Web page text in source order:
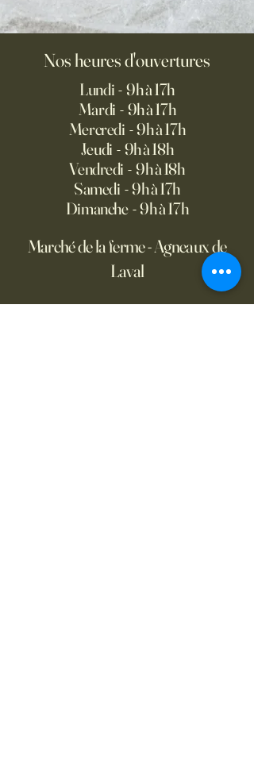
Nos heures d'ouvertures
Lundi - 9h à 17h
Mardi - 9h à 17h
Mercredi - 9h à 17h
Jeudi - 9h à 18h
Vendredi - 9h à 18h
Samedi - 9h à 17h
Dimanche - 9h à 17h
Marché de la ferme - Agneaux de
Laval